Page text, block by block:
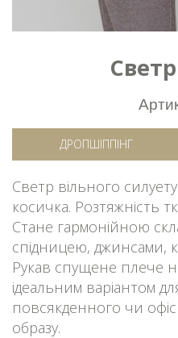
ДРОПШІППІНГ
Светр вільного
косичка. Розтяжність
Стане гармонійною
спідницею, джинсами,
Рукав спущене плече
ідеальним варіантом
повсякденного чи
образу.